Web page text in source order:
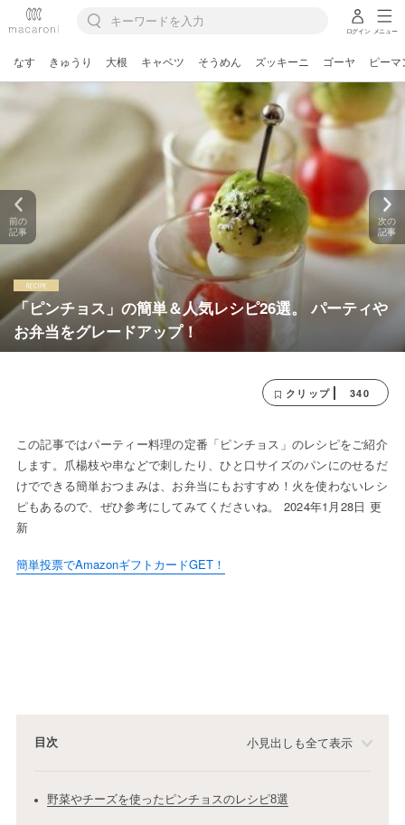
ログイン メニュー
なす きゅうり 大根 キャベツ そうめん ズッキーニ ゴーヤ ピーマ
「ピンチョス」の簡単＆人気レシピ26選。 パーティや
お弁当をグレードアップ！
前の
記事
次の
記事
クリップ 340
この記事ではパーティー料理の定番「ピンチョス」のレシピをご紹介
します。爪楊枝や串などで刺したり、ひと口サイズのパンにのせるだ
けでできる簡単おつまみは、お弁当にもおすすめ！火を使わないレシ
ピもあるので、ぜひ参考にしてみてくださいね。 2024年1月28日 更
新
簡単投票でAmazonギフトカードGET！
目次 小見出しも全て表示
野菜やチーズを使ったピンチョスのレシピ8選